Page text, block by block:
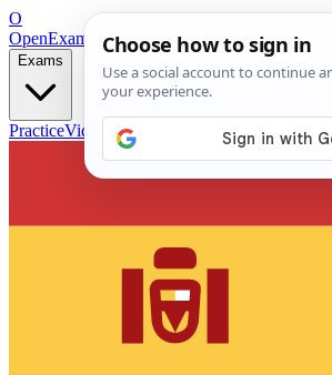
O
OpenExamPrepFree Exam Prep — Any Test
Exams
PracticeVideos Blog